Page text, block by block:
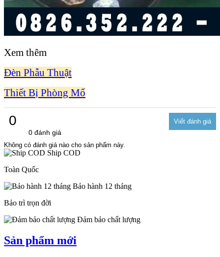
Xem thêm
Đèn Phẫu Thuật
Thiết Bị Phòng Mổ
0
0 đánh giá
Không có đánh giá nào cho sản phẩm này.
Ship COD
Toàn Quốc
Bảo hành 12 tháng
Bảo trì trọn đời
Đảm bảo chất lượng
Sản phẩm mới